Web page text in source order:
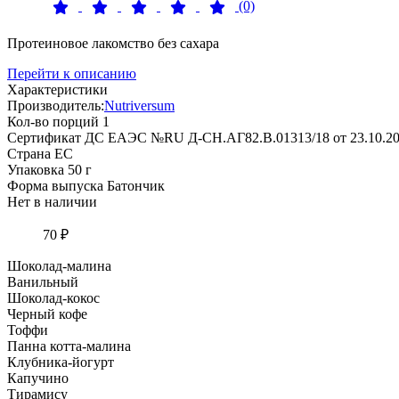
(0)
Протеиновое лакомство без сахара
Перейти к описанию
Характеристики
Производитель:Nutriversum
Кол-во порций 1
Сертификат ДС ЕАЭС №RU Д-СН.АГ82.В.01313/18 от
Страна ЕС
Упаковка 50 г
Форма выпуска Батончик
Нет в наличии
70 ₽
Шоколад-малина
Ванильный
Шоколад-кокос
Черный кофе
Тоффи
Панна котта-малина
Клубника-йогурт
Капучино
Тирамису